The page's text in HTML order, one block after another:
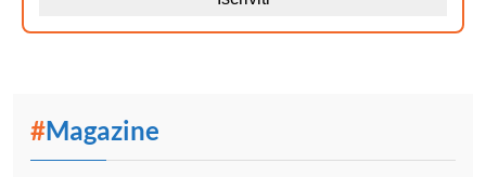
#Magazine